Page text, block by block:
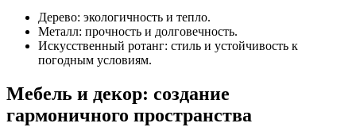
Дерево: экологичность и тепло.
Металл: прочность и долговечность.
Искусственный ротанг: стиль и устойчивость к
погодным условиям.
Мебель и декор: создание
гармоничного пространства